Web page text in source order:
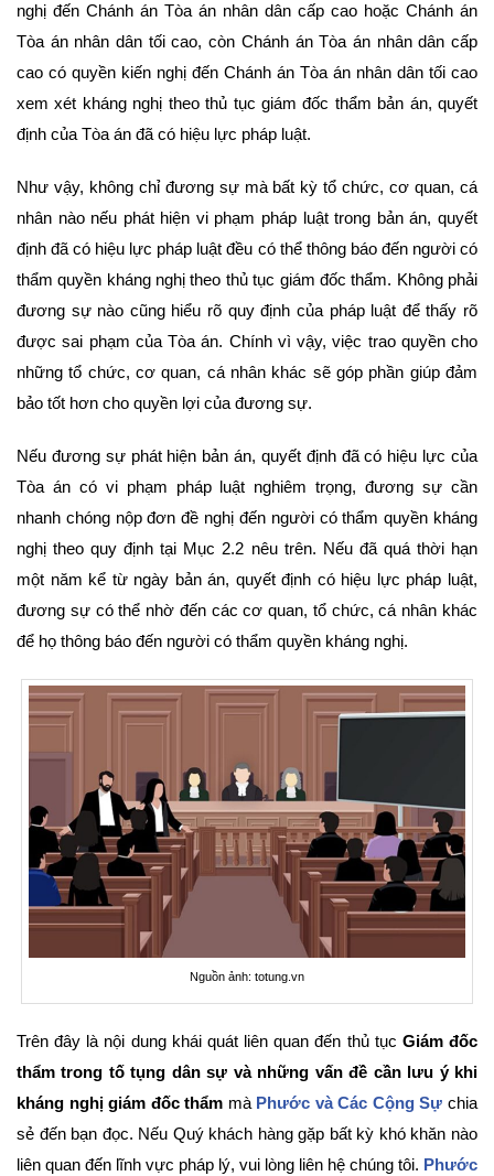
nghị đến Chánh án Tòa án nhân dân cấp cao hoặc Chánh án
Tòa án nhân dân tối cao, còn Chánh án Tòa án nhân dân cấp
cao có quyền kiến nghị đến Chánh án Tòa án nhân dân tối cao
xem xét kháng nghị theo thủ tục giám đốc thẩm bản án, quyết
định của Tòa án đã có hiệu lực pháp luật.
Như vậy, không chỉ đương sự mà bất kỳ tổ chức, cơ quan, cá
nhân nào nếu phát hiện vi phạm pháp luật trong bản án, quyết
định đã có hiệu lực pháp luật đều có thể thông báo đến người có
thẩm quyền kháng nghị theo thủ tục giám đốc thẩm. Không phải
đương sự nào cũng hiểu rõ quy định của pháp luật để thấy rõ
được sai phạm của Tòa án. Chính vì vậy, việc trao quyền cho
những tổ chức, cơ quan, cá nhân khác sẽ góp phần giúp đảm
bảo tốt hơn cho quyền lợi của đương sự.
Nếu đương sự phát hiện bản án, quyết định đã có hiệu lực của
Tòa án có vi phạm pháp luật nghiêm trọng, đương sự cần
nhanh chóng nộp đơn đề nghị đến người có thẩm quyền kháng
nghị theo quy định tại Mục 2.2 nêu trên. Nếu đã quá thời hạn
một năm kể từ ngày bản án, quyết định có hiệu lực pháp luật,
đương sự có thể nhờ đến các cơ quan, tổ chức, cá nhân khác
để họ thông báo đến người có thẩm quyền kháng nghị.
Nguồn ảnh: totung.vn
Trên đây là nội dung khái quát liên quan đến thủ tục Giám đốc
thẩm trong tố tụng dân sự và những vấn đề cần lưu ý khi
kháng nghị giám đốc thẩm mà Phước và Các Cộng Sự chia
sẻ đến bạn đọc. Nếu Quý khách hàng gặp bất kỳ khó khăn nào
liên quan đến lĩnh vực pháp lý, vui lòng liên hệ chúng tôi. Phước